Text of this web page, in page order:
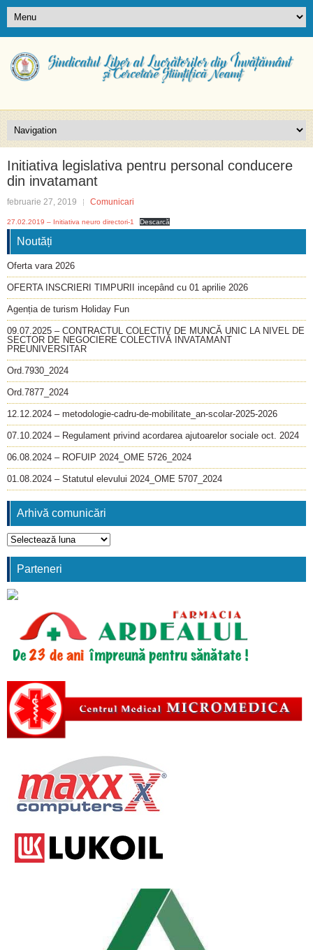
Initiativa legislativa pentru personal conducere
din invatamant
februarie 27, 2019 Comunicari
27.02.2019 – Initiativa neuro directori-1 Descarcă
Noutăți
Oferta vara 2026
OFERTA INSCRIERI TIMPURII incepând cu 01 aprilie 2026
Agenția de turism Holiday Fun
09.07.2025 – CONTRACTUL COLECTIV DE MUNCĂ UNIC LA NIVEL DE
SECTOR DE NEGOCIERE COLECTIVĂ INVATAMANT
PREUNIVERSITAR
Ord.7930_2024
Ord.7877_2024
12.12.2024 – metodologie-cadru-de-mobilitate_an-scolar-2025-2026
07.10.2024 – Regulament privind acordarea ajutoarelor sociale oct. 2024
06.08.2024 – ROFUIP 2024_OME 5726_2024
01.08.2024 – Statutul elevului 2024_OME 5707_2024
Arhivă comunicări
Arhivă
comunicări
Parteneri